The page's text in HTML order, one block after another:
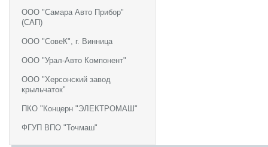
ООО "Самара Авто Прибор"
(САП)
ООО "СовеК", г. Винница
ООО "Урал-Авто Компонент"
ООО "Херсонский завод
крыльчаток"
ПКО "Концерн "ЭЛЕКТРОМАШ"
ФГУП ВПО "Точмаш"